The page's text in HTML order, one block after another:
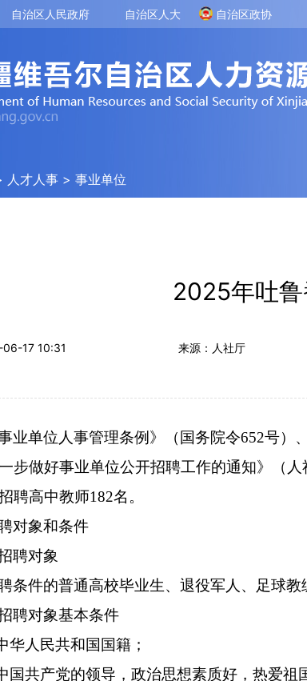
自治区人民政府 自治区人大 自治区政协
人才人事 > 事业单位
2025年吐
17 10:31 来源：人社厅
业单位人事管理条例》（国务院令652号）
步做好事业单位公开招聘工作的通知》（
聘高中教师182名。
对象和条件
聘对象
条件的普通高校毕业生、退役军人、足球教
招聘对象基本条件
华人民共和国国籍；
国共产党的领导，政治思想素质好，热爱